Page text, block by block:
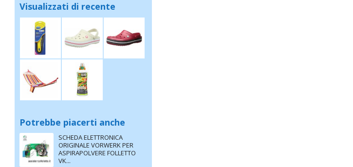
Visualizzati di recente
Potrebbe piacerti anche
SCHEDA ELETTRONICA
ORIGINALE VORWERK PER
ASPIRAPOLVERE FOLLETTO
VK...